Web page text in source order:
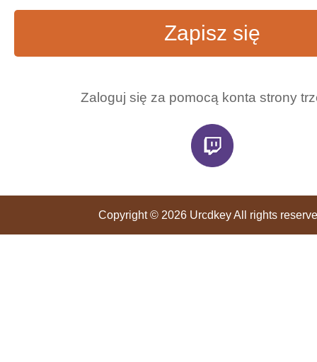
Zapisz się
Zaloguj się za pomocą konta strony
Copyright © 2026 Urcdkey All rights